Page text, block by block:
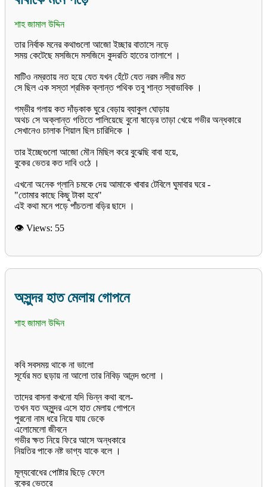
শাহ জামাল উদ্দিন
তার নির্বাক মনের কথাগুলো আজো ইচ্ছার বাতাসে নড়ে
সময় কেটেছে মসজিদে মসজিদে কুদরতি হাতের তালাশে ।
মাটিও নম্রতায় নত হয়ে যেত যখন হেঁটে যেত নরম নদীর মত
সে ছিল এক সস্তা শ্রমিক ক্লান্ত পথিক তবু শান্ত স্বাভাবিক ।
গম্ভীর গলায় কত দাঁড়কাক ঘুরে বেড়ায় ব্যাকুল ঘোড়ায়
অথচ সে অক্লান্ত গতিতে পালিয়েছে বুনো ষাড়ের তাড়া খেয়ে গভীর অন্ধকারে
সেখানেও চালাক শিয়াল ছিল চারিদিকে ।
তার ইচ্ছেগুলো আজো মৌন মিছিল করে বুঝেছি বাবা হয়ে,
বুকের ভেতর কত দাবি ওঠে ।
এখনো অনেক গ্লানি চমকে দেয় আমাকে খাবার টেবিলে ঘুমাবার ঘরে -
"তোমার কাছে কিছু টাকা হবে"
এই কথা মনে পড়ে পাঁচতলা বড়ির ছাদে ।
👁 Views: 55
অসুন্দর হাত মেলায় গোপনে
শাহ জামাল উদ্দিন
কবি সবসময় থাকে না ভালো
সূর্যের মত ছড়ায় না আলো তার নিবিড় আনন্দ গুলো ।
তাদের বাসনা কখনো যদি ভিন্ন কথা বলে-
তখন যত অসুন্দর এসে হাত মেলায় গোপনে
পুরনো নাম ধরে নিয়ে যায় ডেকে
এলোমেলো জীবনে
গভীর ক্ষত নিয়ে ফিরে আসে অন্ধকারে
নিয়তির পাকে নষ্ট ভাগ্য যাকে বলে ।
মূল্যবোধের পোষ্টার ছিড়ে ফেলে
বুকের ভেতরে